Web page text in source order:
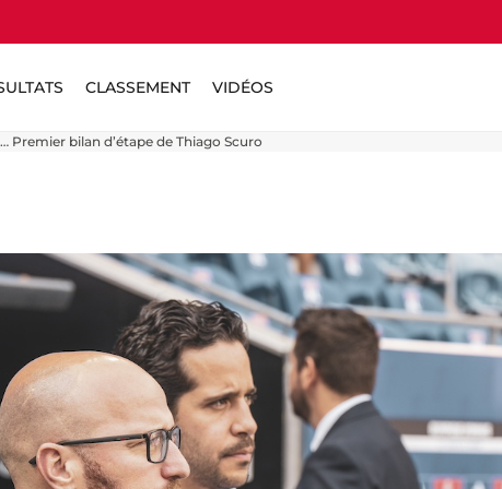
CLASSEMENT VIDÉOS
Premier bilan d’étape de Thiago Scuro